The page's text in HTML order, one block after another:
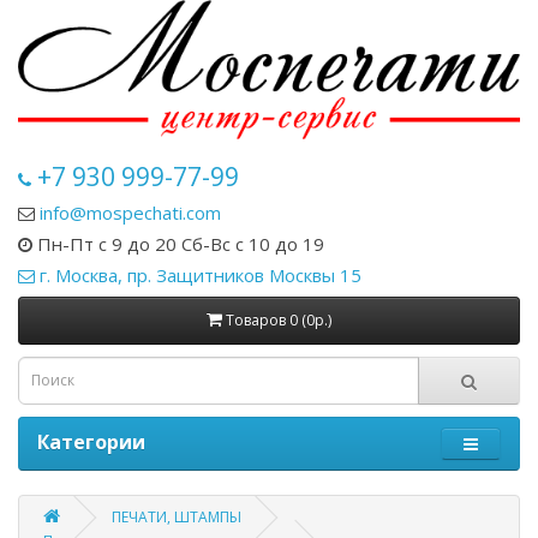
+7 930 999-77-99
info@mospechati.com
Пн-Пт с 9 до 20 Сб-Вс с 10 до 19
г. Москва, пр. Защитников Москвы 15
Товаров 0 (0р.)
Категории
ПЕЧАТИ, ШТАМПЫ